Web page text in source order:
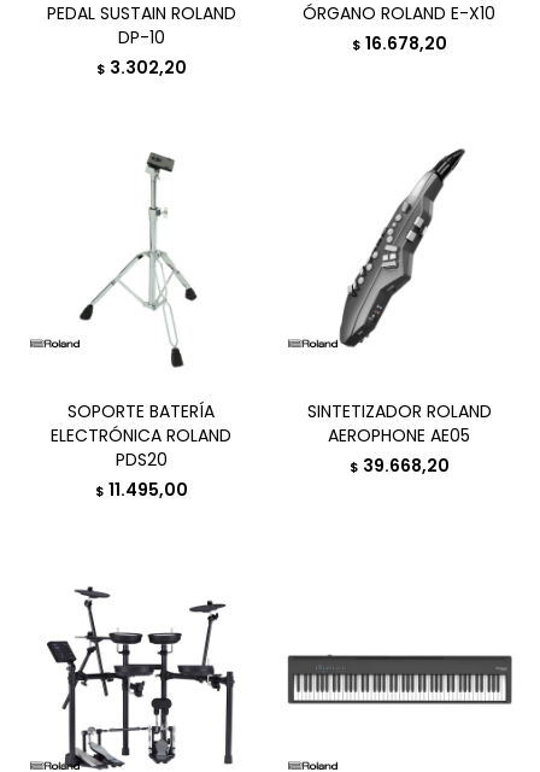
PEDAL SUSTAIN ROLAND
DP-10
$ 3.302,20
ÓRGANO ROLAND E-X10
$ 16.678,20
SOPORTE BATERÍA
ELECTRÓNICA ROLAND
PDS20
$ 11.495,00
SINTETIZADOR ROLAND
AEROPHONE AE05
$ 39.668,20